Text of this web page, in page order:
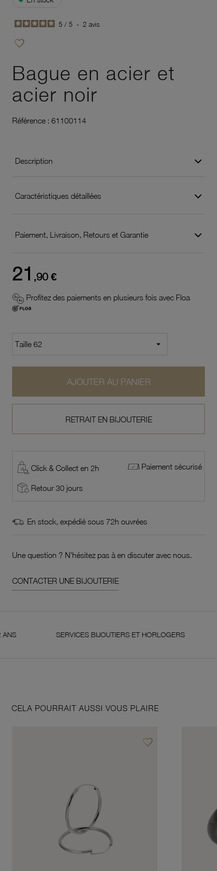
5 / 5 - 2 avis
favorite_border
Bague en acier et
acier noir
Référence : 61100114
Description
Caractéristiques détaillées
Paiement, Livraison, Retours et Garantie
21 ,90 €
Profitez des paiements en plusieurs fois avec Floa
AJOUTER AU PANIER
RETRAIT EN BIJOUTERIE
Click & Collect en 2h Paiement sécurisé
Retour 30 jours
En stock, expédié sous 72h ouvrées
Une question ? N'hésitez pas à en discuter avec nous.
CONTACTER UNE BIJOUTERIE
SERVICES BIJOUTIERS ET HORLOGERS
CELA POURRAIT AUSSI VOUS PLAIRE
favorite_borderAjouter à vos favoris